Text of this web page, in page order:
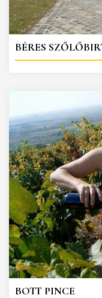
BÉRES
BOTT PINCE